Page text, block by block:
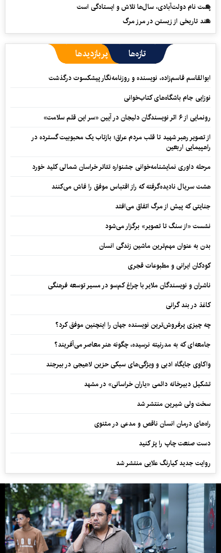
پشت نام دولت‌آبادی، سال‌ها تلاش و ایستادگی است
سند تاریخی از زیستن در مرز مرگ
تازه‌ها پربازدیدها
ابوالقاسم قاسم‌زاده، نویسنده و روزنامه‌نگار پیشکسوت درگذشت
نوزایی جام باشگاه‌های کتاب‌خوانی
رونمایی از ۶ اثر نویسندگان دلیجان در آیین «سر این قلم سلامت»
از تصویر رهبر شهید تا قلب مردم عراق؛ بازتاب یک محبوبیت گسترده در
راهپیمایی اربعین
مرحله داوری نمایشنامه‌خوانی جشنواره تئاتر خراسان شمالی کلید خورد
هشت سریال نادیده‌گرفته که راز اقتباس موفق را فاش می‌کنند
جنایتی که پیش از مرگ اتفاق می‌افتد
نشست «از سنگ تا تصویر» برگزار می‌شود
بدن به عنوان مهم‌ترین ماشین زندگی انسان
کودکان ایرانی و مطبوعات قجری
ناشران و نویسندگان ملایر با چراغ کم‌سو در مسیر توسعه فرهنگی
کاغذ در بند گرانی
چه چیزی پرفروش‌ترین نویسنده جهان را اینچنین موفق کرد؟
جامعه‌ای که به مدرنیته نرسیده، چگونه هنر معاصر می‌آفریند؟
واکاوی جایگاه ادبی و ویژگی‌های سبکی حزین لاهیجی در بیرجند
تشکیل دبیرخانه دائمی «یاران خراسانی» در مشهد
سخت ولی شیرین منتشر شد
راه‌های درمان انسان ناقص و مدعی در مثنوی
دست صنعت چاپ را پرُ کنید
روایت جدید کیارنگ علایی منتشر شد